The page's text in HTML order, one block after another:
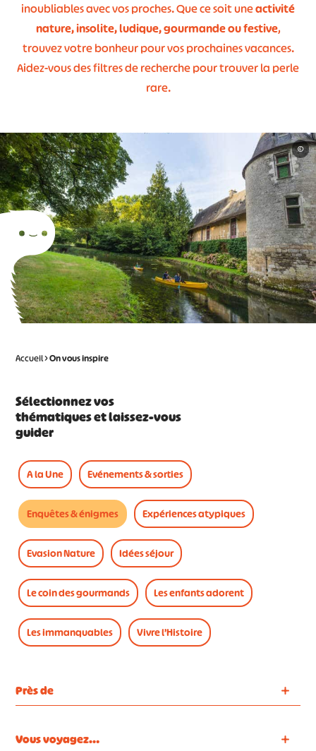
inoubliables avec vos proches. Que ce soit uneactivité
nature, insolite, ludique, gourmande ou festive,
trouvez votre bonheur pour vos prochaines vacances.
Aidez-vous des filtres de recherche pour trouver la perle
rare.
©
Accueil>On vousinspire
Sélectionnez vos
thématiques et laissez-vous
guider
A la Une Evénements & sorties
Enquêtes & énigmes Expériences atypiques
Evasion Nature Idées séjour
Le coin des gourmands Les enfants adorent
Les immanquables Vivre l’Histoire
Près de
Vous voyagez…